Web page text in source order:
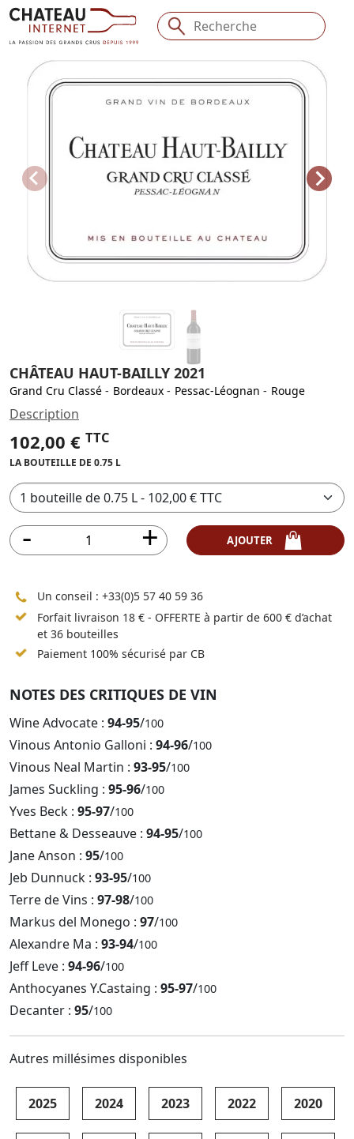
CHÂTEAU HAUT-BAILLY 2021
Grand Cru Classé - Bordeaux - Pessac-Léognan - Rouge
Description
102,00 € TTC
LA BOUTEILLE DE 0.75 L
Un conseil : +33(0)5 57 40 59 36
Forfait livraison 18 € - OFFERTE à partir de 600 € d’achat
et 36 bouteilles
Paiement 100% sécurisé par CB
NOTES DES CRITIQUES DE VIN
Wine Advocate : 94-95/100
Vinous Antonio Galloni : 94-96/100
Vinous Neal Martin : 93-95/100
James Suckling : 95-96/100
Yves Beck : 95-97/100
Bettane & Desseauve : 94-95/100
Jane Anson : 95/100
Jeb Dunnuck : 93-95/100
Terre de Vins : 97-98/100
Markus del Monego : 97/100
Alexandre Ma : 93-94/100
Jeff Leve : 94-96/100
Anthocyanes Y.Castaing : 95-97/100
Decanter : 95/100
Autres millésimes disponibles
2025 2024 2023 2022 2020